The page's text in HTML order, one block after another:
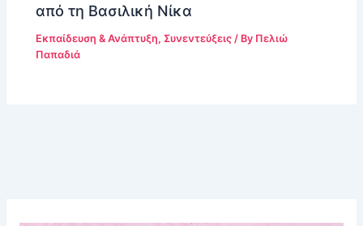
από τη Βασιλική Νίκα
Εκπαίδευση & Ανάπτυξη, Συνεντεύξεις / By Πελιώ
Παπαδιά